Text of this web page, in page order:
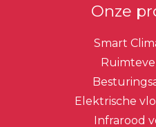
Onze
Smart
Elektrische
Infrarood